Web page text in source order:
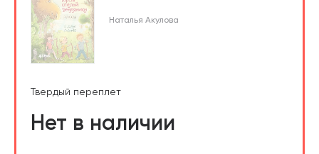
Наталья Акулова
Твердый переплет
Нет в наличии